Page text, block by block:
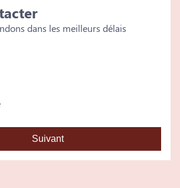
moment, je ne me suis sentie
vers des prestations inutiles :
justes, donnés avec respect,
Un accompagnement rare,
que ma fille et moi n'oublierons
dans les meilleurs délais
Suivant